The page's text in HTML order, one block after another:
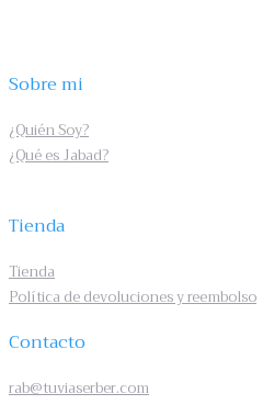
Sobre mi
¿Quién Soy?
¿Qué es Jabad?
Tienda
Tienda
Política de devoluciones y reembolso
Contacto
rab@tuviaserber.com